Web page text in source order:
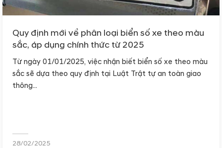
Quy định mới về phân loại biển số xe theo màu
sắc, áp dụng chính thức từ 2025
28/02/2025
Từ ngày 01/01/2025, việc nhận biết biển số xe theo màu
sắc sẽ dựa theo quy định tại Luật Trật tự an toàn giao
thông...